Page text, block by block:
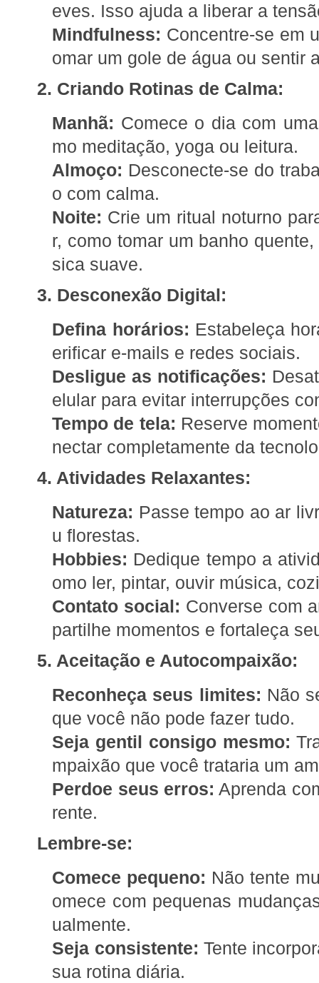
eves. Isso ajuda a liberar a
Mindfulness: Concentre-se em
omar um gole de água ou sentir
2. Criando Rotinas de Calma:
Manhã: Comece o dia com
mo meditação, yoga ou leitura.
Almoço: Desconecte-se do
o com calma.
Noite: Crie um ritual noturno
r, como tomar um banho
sica suave.
3. Desconexão Digital:
Defina horários: Estabeleça
erificar e-mails e redes sociais.
Desligue as notificações:
elular para evitar interrupções
Tempo de tela: Reserve
nectar completamente da
4. Atividades Relaxantes:
Natureza: Passe tempo ao ar
u florestas.
Hobbies: Dedique tempo a
omo ler, pintar, ouvir música,
Contato social: Converse com
partilhe momentos e fortaleça
5. Aceitação e Autocompaixão:
Reconheça seus limites: Não
que você não pode fazer tudo.
Seja gentil consigo mesmo:
mpaixão que você trataria um
Perdoe seus erros: Aprenda
rente.
Lembre-se:
Comece pequeno: Não tente
omece com pequenas
ualmente.
Seja consistente: Tente
sua rotina diária.